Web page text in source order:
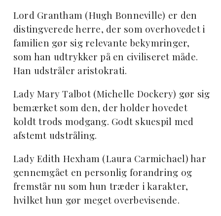
Lord Grantham (Hugh Bonneville) er den
distingverede herre, der som overhovedet i
familien gør sig relevante bekymringer,
som han udtrykker på en civiliseret måde.
Han udstråler aristokrati.
Lady Mary Talbot (Michelle Dockery) gør sig
bemærket som den, der holder hovedet
koldt trods modgang. Godt skuespil med
afstemt udstråling.
Lady Edith Hexham (Laura Carmichael) har
gennemgået en personlig forandring og
fremstår nu som hun træder i karakter,
hvilket hun gør meget overbevisende.